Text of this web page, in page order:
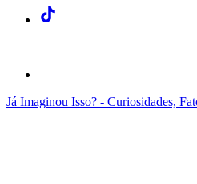
Já Imaginou Isso? - Curiosidades,